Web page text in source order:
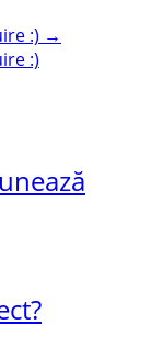
:) →
:)